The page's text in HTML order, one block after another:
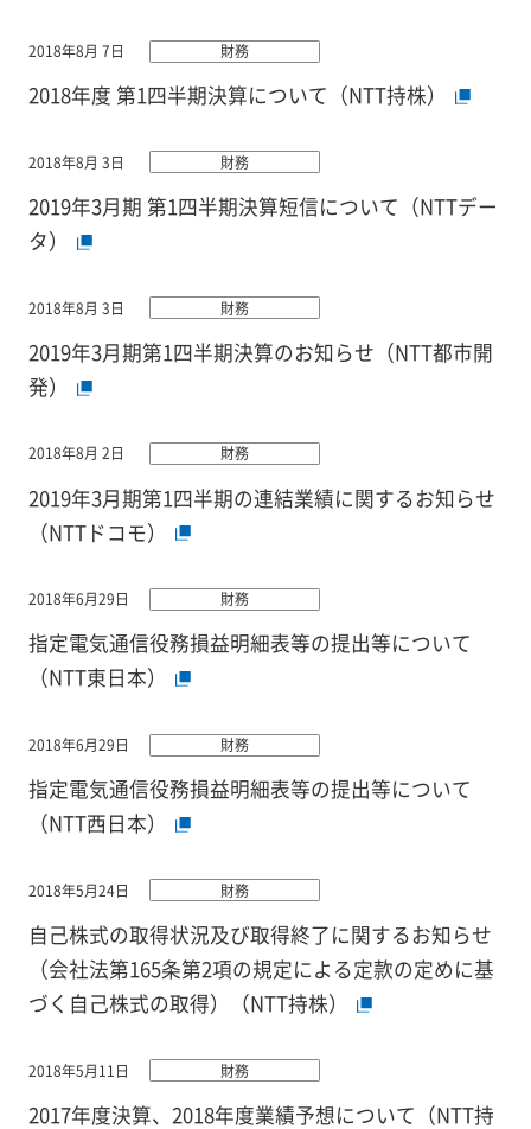
2018年8月 7日 財務
2018年度 第1四半期決算について（NTT持株）
2018年8月 3日 財務
2019年3月期 第1四半期決算短信について（NTTデー
タ）
2018年8月 3日 財務
2019年3月期第1四半期決算のお知らせ（NTT都市開
発）
2018年8月 2日 財務
2019年3月期第1四半期の連結業績に関するお知らせ
（NTTドコモ）
2018年6月29日 財務
指定電気通信役務損益明細表等の提出等について
（NTT東日本）
2018年6月29日 財務
指定電気通信役務損益明細表等の提出等について
（NTT西日本）
2018年5月24日 財務
自己株式の取得状況及び取得終了に関するお知らせ
（会社法第165条第2項の規定による定款の定めに基
づく自己株式の取得）（NTT持株）
2018年5月11日 財務
2017年度決算、2018年度業績予想について（NTT持